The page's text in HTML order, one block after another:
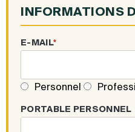
INFORMATIONS
E-MAIL*
Personnel
PORTABLE PERSONNEL